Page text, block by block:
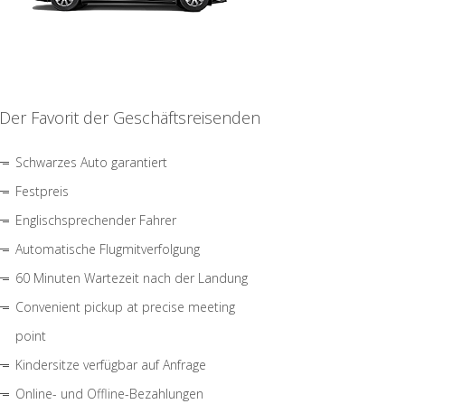
Der Favorit der Geschäftsreisenden
Schwarzes Auto garantiert
Festpreis
Englischsprechender Fahrer
Automatische Flugmitverfolgung
60 Minuten Wartezeit nach der Landung
Convenient pickup at precise meeting
point
Kindersitze verfügbar auf Anfrage
Online- und Offline-Bezahlungen